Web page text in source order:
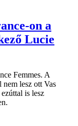
on a
Lucie
Femmes. A
nem lesz ott Vas
is lesz